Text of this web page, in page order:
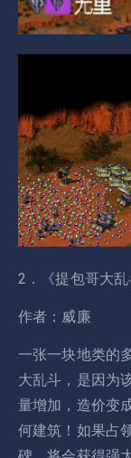
2．《提包哥大乱
作者：威廉
一张一块地类的
大乱斗，是因为
量增加，造价变
何建筑！如果占